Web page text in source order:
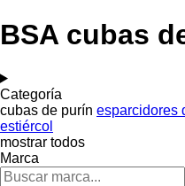
BSA cubas
Categoría
cubas de purín esparcidores
estiércol
mostrar todos
Marca